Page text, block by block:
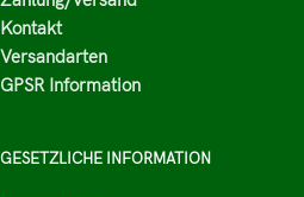
Kontakt
Versandarten
GPSR Information
GESETZLICHE INFORMATION